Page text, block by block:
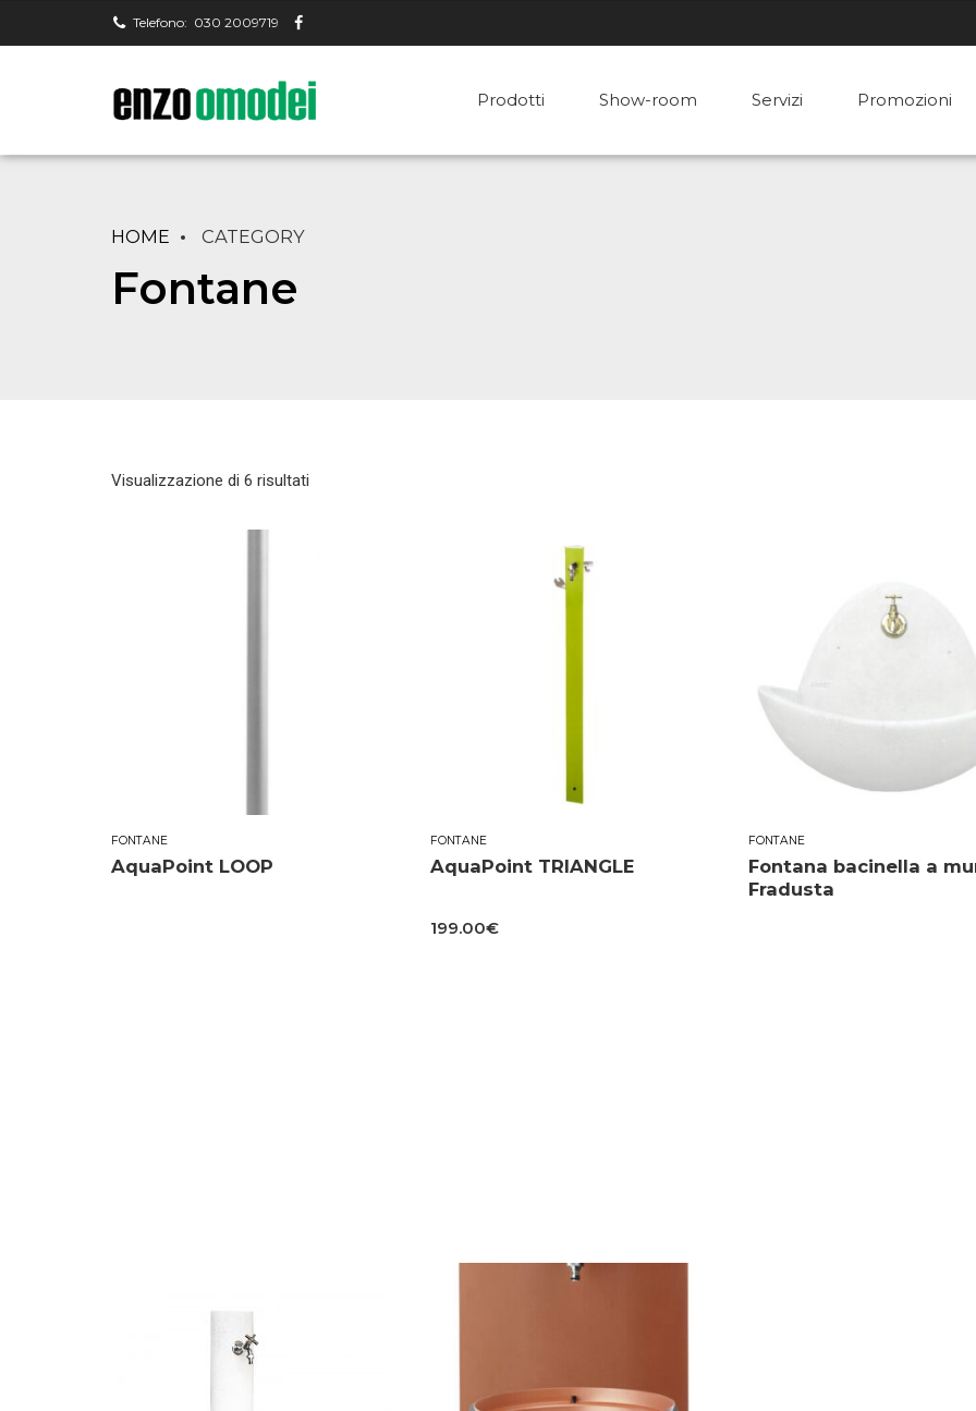
Telefono: 030 2009719
Prodotti Show-room Servizi Promozioni
HOME CATEGORY
Fontane
Visualizzazione di 6 risultati
FONTANE
AquaPoint LOOP
FONTANE
AquaPoint TRIANGLE
199.00€
FONTANE
Fontana bacinella a
Fradusta